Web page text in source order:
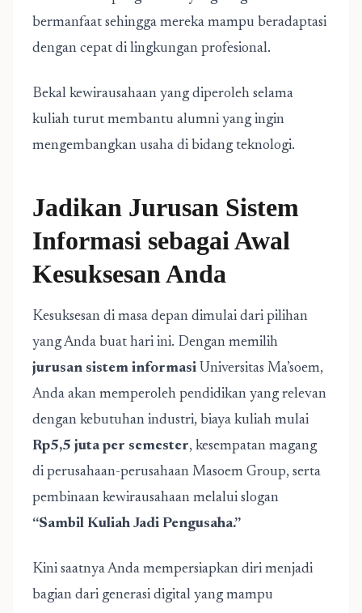
bermanfaat sehingga mereka mampu beradaptasi
dengan cepat di lingkungan profesional.
Bekal kewirausahaan yang diperoleh selama
kuliah turut membantu alumni yang ingin
mengembangkan usaha di bidang teknologi.
Jadikan Jurusan Sistem
Informasi sebagai Awal
Kesuksesan Anda
Kesuksesan di masa depan dimulai dari pilihan
yang Anda buat hari ini. Dengan memilih
jurusan sistem informasi Universitas Ma’soem,
Anda akan memperoleh pendidikan yang relevan
dengan kebutuhan industri, biaya kuliah mulai
Rp5,5 juta per semester, kesempatan magang
di perusahaan-perusahaan Masoem Group, serta
pembinaan kewirausahaan melalui slogan
“Sambil Kuliah Jadi Pengusaha.”
Kini saatnya Anda mempersiapkan diri menjadi
bagian dari generasi digital yang mampu